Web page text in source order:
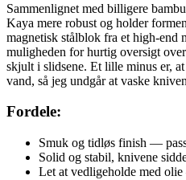
Sammenlignet med billigere
Kaya mere robust og holder
magnetisk stålblok fra et high-end
muligheden for hurtig oversigt
skjult i slidsene. Et lille minus er,
vand, så jeg undgår at vaske
Fordele:
Smuk og tidløs finish —
Solid og stabil, knivene
Let at vedligeholde med